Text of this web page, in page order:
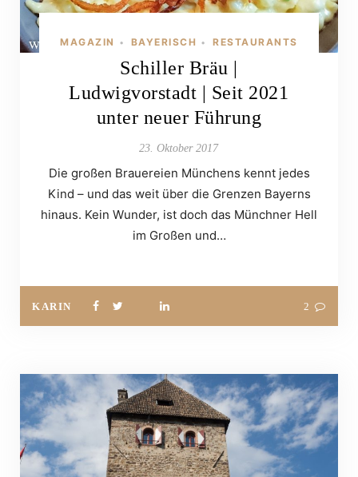
MAGAZIN • BAYERISCH • RESTAURANTS
Schiller Bräu |
Ludwigvorstadt | Seit 2021
unter neuer Führung
23. Oktober 2017
Die großen Brauereien Münchens kennt jedes
Kind – und das weit über die Grenzen Bayerns
hinaus. Kein Wunder, ist doch das Münchner Hell
im Großen und…
KARIN 2